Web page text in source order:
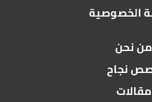
الخصوصية
من نحن
نجاح
مقالات